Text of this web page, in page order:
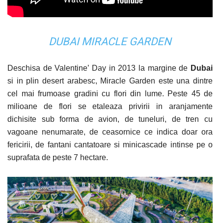
DUBAI MIRACLE GARDEN
Deschisa de Valentine’ Day in 2013 la margine de Dubai
si in plin desert arabesc, Miracle Garden este una dintre
cel mai frumoase gradini cu flori din lume. Peste 45 de
milioane de flori se etaleaza privirii in aranjamente
dichisite sub forma de avion, de tuneluri, de tren cu
vagoane nenumarate, de ceasornice ce indica doar ora
fericirii, de fantani cantatoare si minicascade intinse pe o
suprafata de peste 7 hectare.